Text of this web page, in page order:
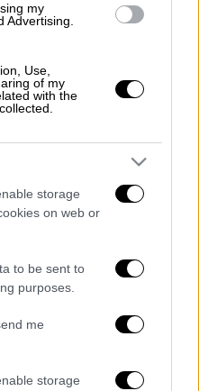
my
Advertising.
Use,
of my
with the
storage
on web or
to be sent to
purposes.
me
storage